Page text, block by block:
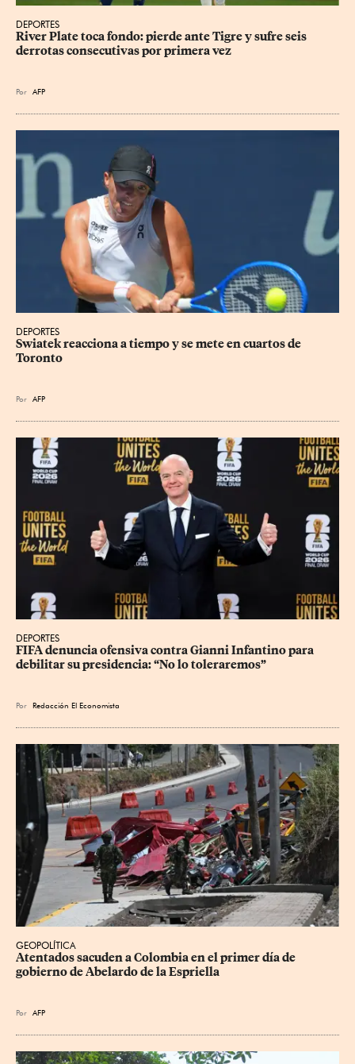
DEPORTES
River Plate toca fondo: pierde ante Tigre y sufre seis
derrotas consecutivas por primera vez
Por AFP
DEPORTES
Swiatek reacciona a tiempo y se mete en cuartos de
Toronto
Por AFP
DEPORTES
FIFA denuncia ofensiva contra Gianni Infantino para
debilitar su presidencia: “No lo toleraremos”
Por Redacción El Economista
GEOPOLÍTICA
Atentados sacuden a Colombia en el primer día de
gobierno de Abelardo de la Espriella
Por AFP